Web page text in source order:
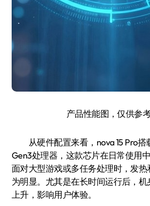
产品性能图，仅供参
从硬件配置来看，nova 15 Pro搭
Gen3处理器，这款芯片在日常使用
面对大型游戏或多任务处理时，发
为明显。尤其是在长时间运行后，
上升，影响用户体验。